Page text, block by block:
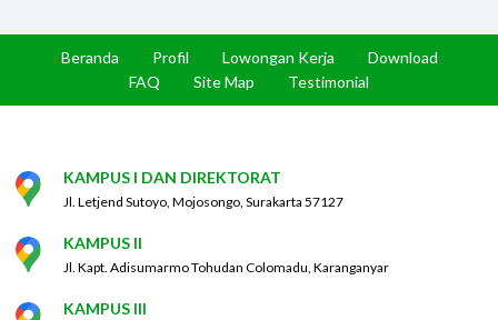
Beranda Profil Lowongan Kerja
Download
FAQ
Site Map Testimonial
KAMPUS I DAN DIREKTORAT
Jl. Letjend Sutoyo, Mojosongo, Surakarta 57127
KAMPUS II
Jl. Kapt. Adisumarmo Tohudan Colomadu, Karanganyar
KAMPUS III